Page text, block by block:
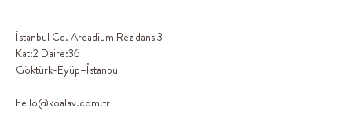
İstanbul Cd. Arcadium Rezidans 3
Kat:2 Daire:36
Göktürk-Eyüp–İstanbul
hello@koalav.com.tr